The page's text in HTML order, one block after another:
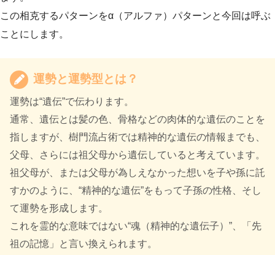
この相克するパターンをα（アルファ）パターンと今回は呼ぶ
ことにします。
運勢と運勢型とは？
運勢は“遺伝”で伝わります。
通常、遺伝とは髪の色、骨格などの肉体的な遺伝のことを
指しますが、樹門流占術では精神的な遺伝の情報までも、
父母、さらには祖父母から遺伝していると考えています。
祖父母が、または父母が為しえなかった想いを子や孫に託
すかのように、“精神的な遺伝”をもって子孫の性格、そし
て運勢を形成します。
これを霊的な意味ではない“魂（精神的な遺伝子）”、「先
祖の記憶」と言い換えられます。